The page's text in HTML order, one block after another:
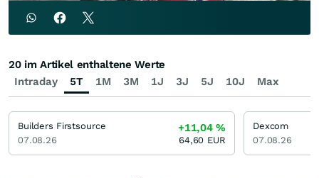
Intraday 5T 1M 3M 1J 3J 5J 10J Max
20 im Artikel enthaltene Werte
Builders Firstsource
07.08.26
+11,04%
64,60 EUR
Dexcom
07.08.26